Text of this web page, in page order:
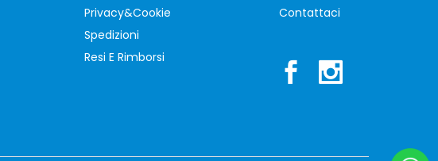
Privacy&Cookie
Spedizioni
Resi E Rimborsi
Contattaci